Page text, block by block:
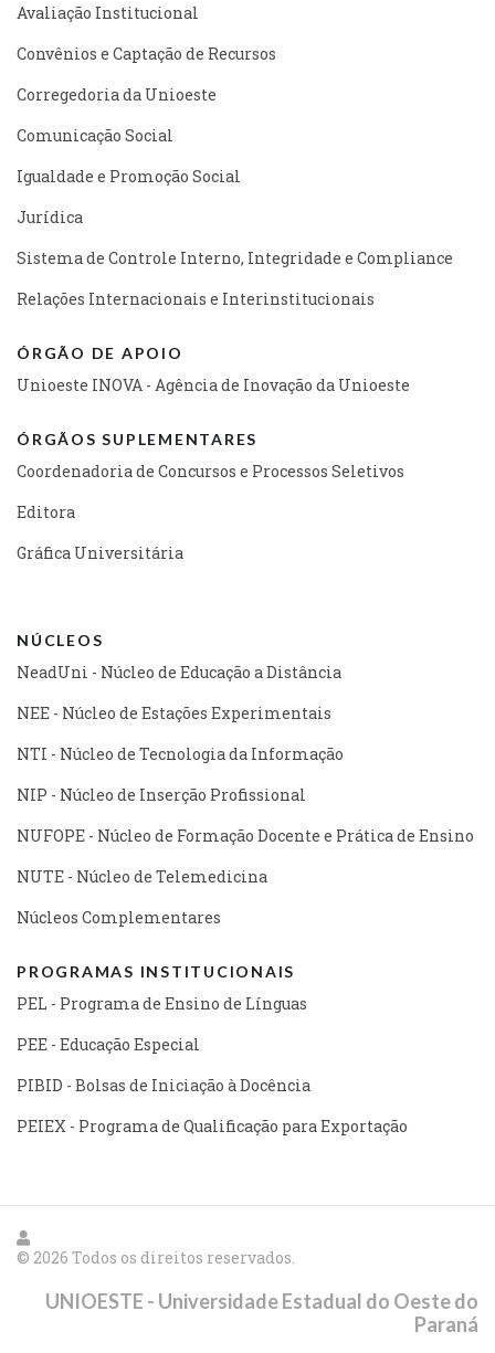
Avaliação Institucional
Convênios e Captação de Recursos
Corregedoria da Unioeste
Comunicação Social
Igualdade e Promoção Social
Jurídica
Sistema de Controle Interno, Integridade e Compliance
Relações Internacionais e Interinstitucionais
ÓRGÃO DE APOIO
Unioeste INOVA - Agência de Inovação da Unioeste
ÓRGÃOS SUPLEMENTARES
Coordenadoria de Concursos e Processos Seletivos
Editora
Gráfica Universitária
NÚCLEOS
NeadUni - Núcleo de Educação a Distância
NEE - Núcleo de Estações Experimentais
NTI - Núcleo de Tecnologia da Informação
NIP - Núcleo de Inserção Profissional
NUFOPE - Núcleo de Formação Docente e Prática de Ensino
NUTE - Núcleo de Telemedicina
Núcleos Complementares
PROGRAMAS INSTITUCIONAIS
PEL - Programa de Ensino de Línguas
PEE - Educação Especial
PIBID - Bolsas de Iniciação à Docência
PEIEX - Programa de Qualificação para Exportação
© 2026 Todos os direitos reservados.
UNIOESTE - Universidade Estadual do Oeste do
Paraná